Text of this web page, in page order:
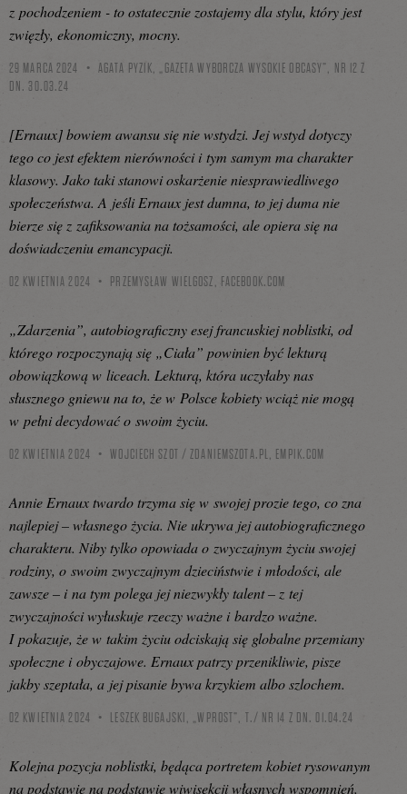
z pochodzeniem - to ostatecznie zostajemy dla stylu, który jest
zwięzły, ekonomiczny, mocny.
29 MARCA 2024
AGATA PYZIK, „GAZETA WYBORCZA WYSOKIE OBCASY”, NR 12 Z
DN. 30.03.24
[Ernaux] bowiem awansu się nie wstydzi. Jej wstyd dotyczy
tego co jest efektem nierówności i tym samym ma charakter
klasowy. Jako taki stanowi oskarżenie niesprawiedliwego
społeczeństwa. A jeśli Ernaux jest dumna, to jej duma nie
bierze się z zafiksowania na tożsamości, ale opiera się na
doświadczeniu emancypacji.
02 KWIETNIA 2024 PRZEMYSŁAW WIELGOSZ, FACEBOOK.COM
„Zdarzenia”, autobiograficzny esej francuskiej noblistki, od
którego rozpoczynają się „Ciała” powinien być lekturą
obowiązkową w liceach. Lekturą, która uczyłaby nas
słusznego gniewu na to, że w Polsce kobiety wciąż nie mogą
w pełni decydować o swoim życiu.
02 KWIETNIA 2024 WOJCIECH SZOT / ZDANIEMSZOTA.PL, EMPIK.COM
Annie Ernaux twardo trzyma się w swojej prozie tego, co zna
najlepiej – własnego życia. Nie ukrywa jej autobiograficznego
charakteru. Niby tylko opowiada o zwyczajnym życiu swojej
rodziny, o swoim zwyczajnym dzieciństwie i młodości, ale
zawsze – i na tym polega jej niezwykły talent – z tej
zwyczajności wyłuskuje rzeczy ważne i bardzo ważne.
I pokazuje, że w takim życiu odciskają się globalne przemiany
społeczne i obyczajowe. Ernaux patrzy przenikliwie, pisze
jakby szeptała, a jej pisanie bywa krzykiem albo szlochem.
02 KWIETNIA 2024 LESZEK BUGAJSKI, „WPROST”, T./ NR 14 Z DN. 01.04.24
Kolejna pozycja noblistki, będąca portretem kobiet rysowanym
na podstawie na podstawie wiwisekcji własnych wspomnień.